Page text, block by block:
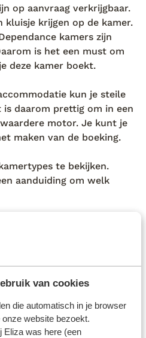
van cookies
die automatisch in je browser
website bezoekt.
Eliza was here (een
op aanvraag verkrijgbaar.
kluisje krijgen op de kamer.
kamers zijn
is het een must om
deze kamer boekt.
kun je steile
is daarom prettig om in een
motor. Je kunt je
maken van de boeking.
te bekijken.
aanduiding om welk
zonder classificatie
/ appartementen: 14
gratis)
bar